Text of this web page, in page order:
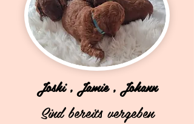
Joshi , Jamie , Johann
Sind bereits vergeben